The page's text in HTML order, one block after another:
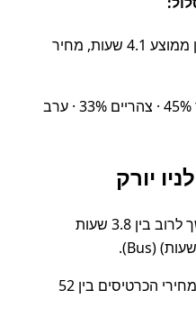
Amtrak (~100%), זמן ממוצע 4.1 שעות, מחיר
שעות יציאה פופולריות: בוקר 45% · צהריים 33% · ערב
יורק
משך הנסיעה באוטובוס נמשך לרוב בין 3.8 שעות
ב־365 הימים האחרונים נעו מחירי הכרטיסים בין 52